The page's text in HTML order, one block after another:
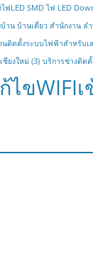
ฟLED SMD ไฟ LED
าน บ้านเดี่ยว สำนักงาน ล
นติดตั้งระบบไฟฟ้าสำหรับ
ชียงใหม่ (3) บริการช่างติดตั้
ไขWIFI